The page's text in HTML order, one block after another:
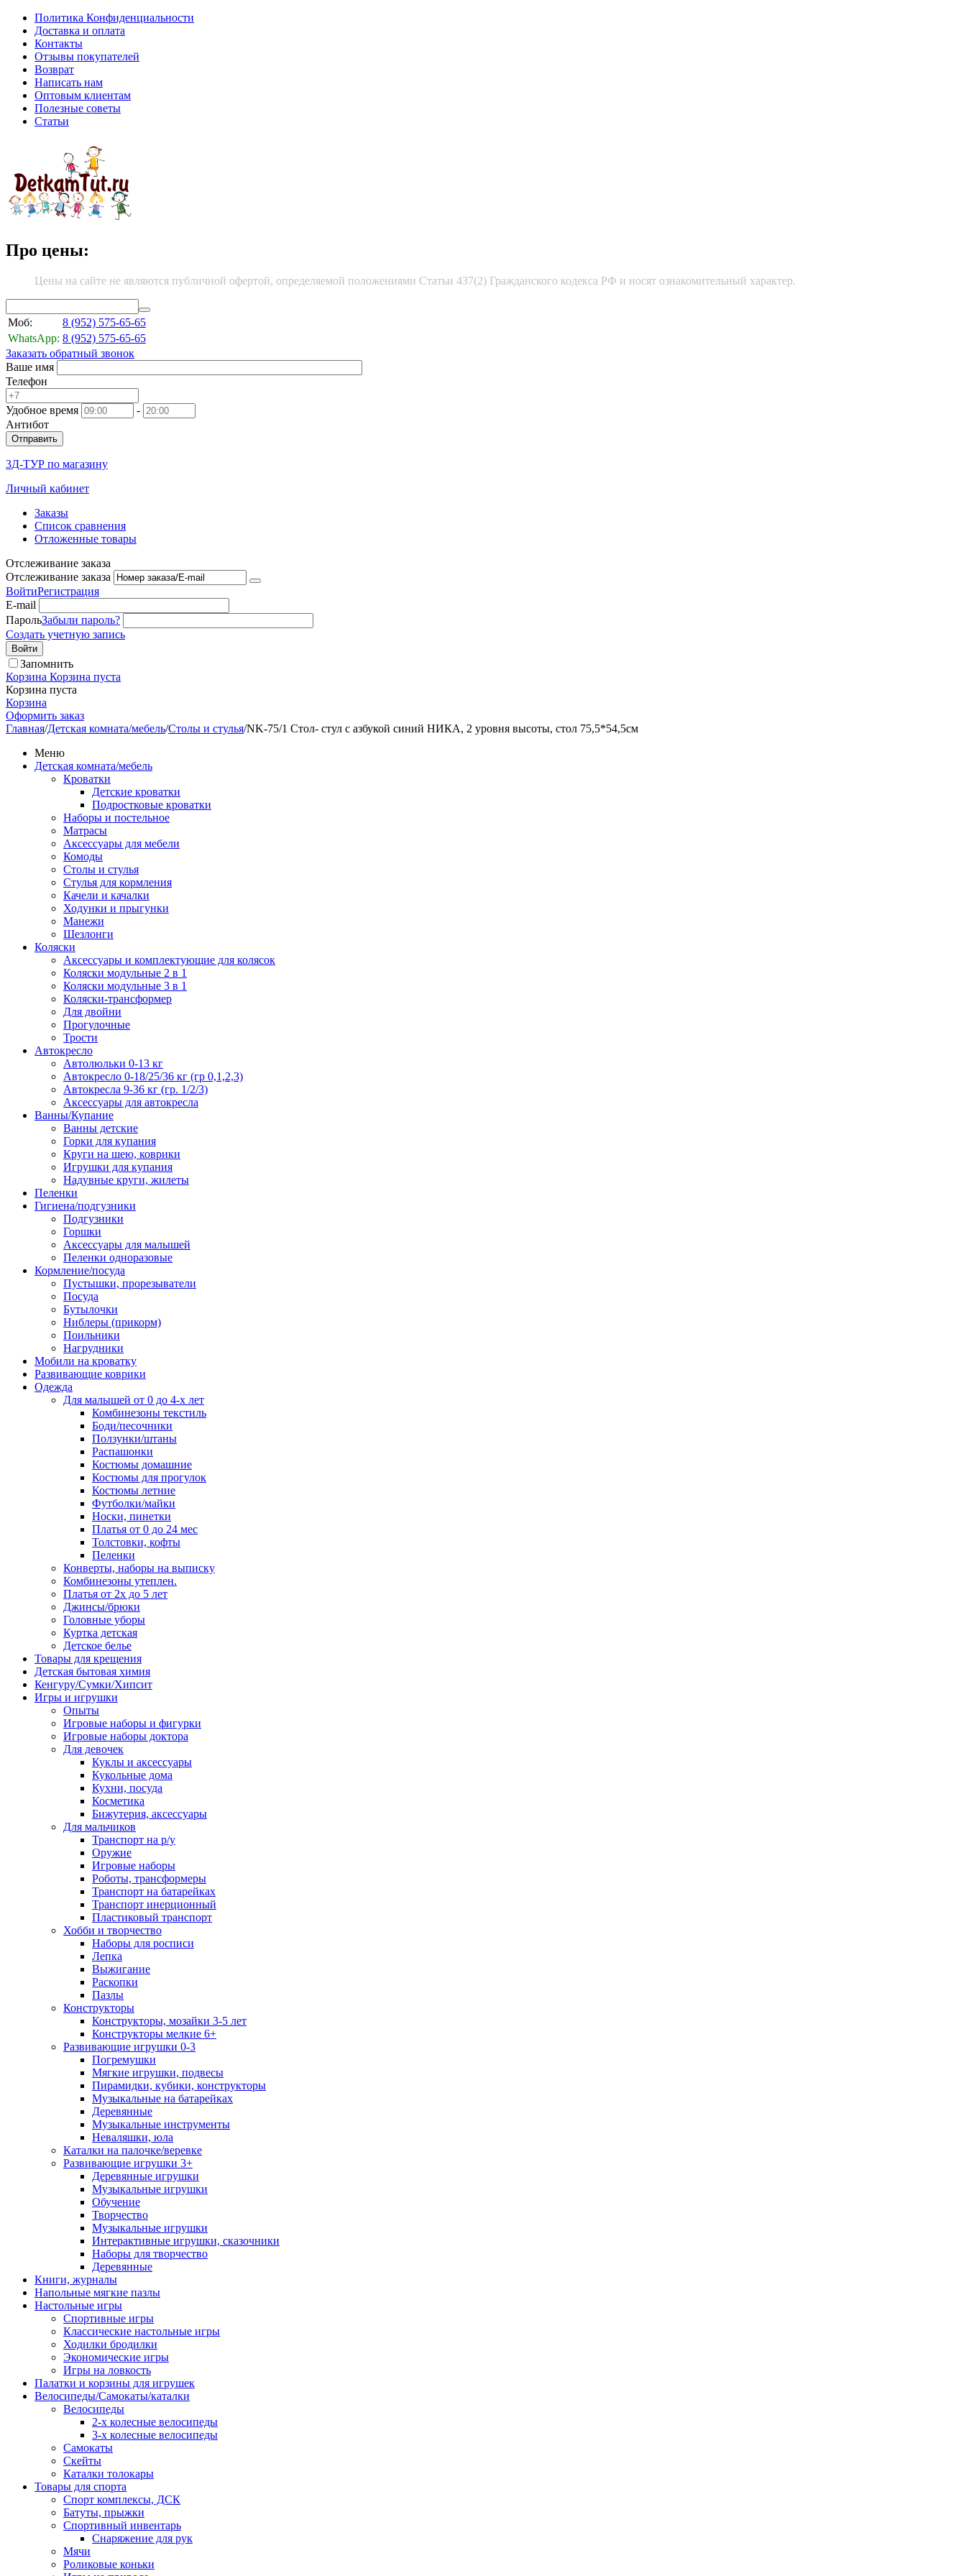
Политика Конфиденциальности
Доставка и оплата
Контакты
Отзывы покупателей
Возврат
Написать нам
Оптовым клиентам
Полезные советы
Статьи
Про цены:
Цены на сайте не являются публичной офертой, определяемой положениями Статьи 437(2) Гражданского кодекса РФ и носят ознакомительный характер.
Моб: 8 (952) 575-65-65
WhatsApp: 8 (952) 575-65-65
Заказать обратный звонок
Ваше имя
Телефон
Удобное время
-
Антибот
Отправить
3Д-ТУР по магазину
Личный кабинет
Заказы
Список сравнения
Отложенные товары
Отслеживание заказа
Отслеживание заказа
ВойтиРегистрация
E-mail
ПарольЗабыли пароль?
Создать учетную запись
Войти
Запомнить
Корзина Корзина пуста
Корзина пуста
Корзина
Оформить заказ
Главная/Детская комната/мебель/Столы и стулья/NK-75/1 Стол- стул с азбукой синий НИКА, 2 уровня высоты, стол 75,5*54,5см
Меню
Детская комната/мебель
Кроватки
Детские кроватки
Подростковые кроватки
Наборы и постельное
Матрасы
Аксессуары для мебели
Комоды
Столы и стулья
Стулья для кормления
Качели и качалки
Ходунки и прыгунки
Манежи
Шезлонги
Коляски
Аксессуары и комплектующие для колясок
Коляски модульные 2 в 1
Коляски модульные 3 в 1
Коляски-трансформер
Для двойни
Прогулочные
Трости
Автокресло
Автолюльки 0-13 кг
Автокресло 0-18/25/36 кг (гр 0,1,2,3)
Автокресла 9-36 кг (гр. 1/2/3)
Аксессуары для автокресла
Ванны/Купание
Ванны детские
Горки для купания
Круги на шею, коврики
Игрушки для купания
Надувные круги, жилеты
Пеленки
Гигиена/подгузники
Подгузники
Горшки
Аксессуары для малышей
Пеленки одноразовые
Кормление/посуда
Пустышки, прорезыватели
Посуда
Бутылочки
Ниблеры (прикорм)
Поильники
Нагрудники
Мобили на кроватку
Развивающие коврики
Одежда
Для малышей от 0 до 4-х лет
Комбинезоны текстиль
Боди/песочники
Ползунки/штаны
Распашонки
Костюмы домашние
Костюмы для прогулок
Костюмы летние
Футболки/майки
Носки, пинетки
Платья от 0 до 24 мес
Толстовки, кофты
Пеленки
Конверты, наборы на выписку
Комбинезоны утеплен.
Платья от 2х до 5 лет
Джинсы/брюки
Головные уборы
Куртка детская
Детское белье
Товары для крещения
Детская бытовая химия
Кенгуру/Сумки/Хипсит
Игры и игрушки
Опыты
Игровые наборы и фигурки
Игровые наборы доктора
Для девочек
Куклы и аксессуары
Кукольные дома
Кухни, посуда
Косметика
Бижутерия, аксессуары
Для мальчиков
Транспорт на р/у
Оружие
Игровые наборы
Роботы, трансформеры
Транспорт на батарейках
Транспорт инерционный
Пластиковый транспорт
Хобби и творчество
Наборы для росписи
Лепка
Выжигание
Раскопки
Пазлы
Конструкторы
Конструкторы, мозайки 3-5 лет
Конструкторы мелкие 6+
Развивающие игрушки 0-3
Погремушки
Мягкие игрушки, подвесы
Пирамидки, кубики, конструкторы
Музыкальные на батарейках
Деревянные
Музыкальные инструменты
Неваляшки, юла
Каталки на палочке/веревке
Развивающие игрушки 3+
Деревянные игрушки
Музыкальные игрушки
Обучение
Творчество
Музыкальные игрушки
Интерактивные игрушки, сказочники
Наборы для творчество
Деревянные
Книги, журналы
Напольные мягкие пазлы
Настольные игры
Спортивные игры
Классические настольные игры
Ходилки бродилки
Экономические игры
Игры на ловкость
Палатки и корзины для игрушек
Велосипеды/Самокаты/каталки
Велосипеды
2-х колесные велосипеды
3-х колесные велосипеды
Самокаты
Скейты
Каталки толокары
Товары для спорта
Спорт комплексы, ДСК
Батуты, прыжки
Спортивный инвентарь
Снаряжение для рук
Мячи
Роликовые коньки